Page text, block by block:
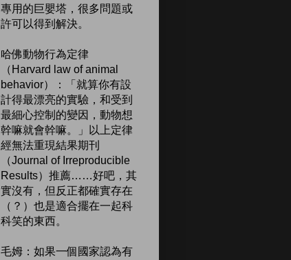
專用的巨嬰塔，很多問題或
許可以得到解決。
哈佛動物行為定律
（Harvard law of animal
behavior）：「就算你有設
計得最漂亮的實驗，和受到
最細心控制的變因，動物想
幹嘛就會幹嘛。」以上定律
經無法重現結果期刊
（Journal of Irreproducible
Results）推薦……好吧，其
實沒有，但反正都確實存在
（？）也是適合擺在一起科
科笑的東西。
毛姆：如果一個國家認為有